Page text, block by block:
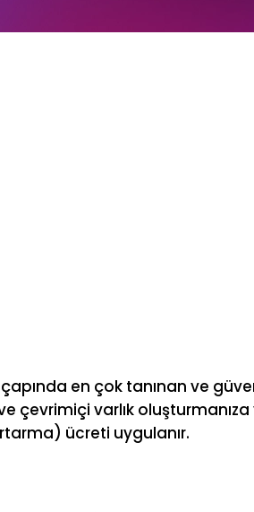
en çok tanınan ve
çevrimiçi varlık oluşturmanıza
ücreti uygulanır.